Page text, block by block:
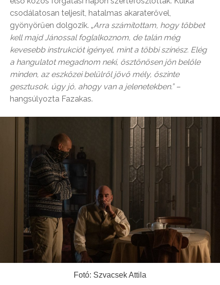
csodálatosan teljesít, hatalmas akaraterővel,
gyönyörűen dolgozik. „Arra számítottam, hogy többet
kell majd Jánossal foglalkoznom, de talán még
kevesebb instrukciót igényel, mint a többi színész. Elég
a hangulatot megadnom neki, ösztönösen jön belőle
minden, az eszközei belülről jövő mély, őszinte
gesztusok, úgy jó, ahogy van a jelenetekben.” –
hangsúlyozta Fazakas.
Fotó: Szvacsek Attila